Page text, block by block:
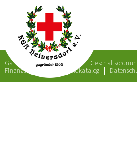
Gartenordnung Satzung
Finanzordnung
Bußgeldkatalog